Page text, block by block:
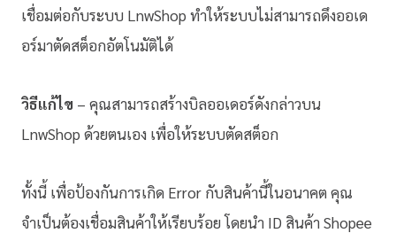
เชื่อมต่อกับระบบ LnwShop ทำให้ระบบไม่สามารถดึงออเด
อร์มาตัดสต็อกอัตโนมัติได้
วิธีแก้ไข – คุณสามารถสร้างบิลออเดอร์ดังกล่าวบน
LnwShop ด้วยตนเอง เพื่อให้ระบบตัดสต็อก
ทั้งนี้ เพื่อป้องกันการเกิด Error กับสินค้านี้ในอนาคต คุณ
จำเป็นต้องเชื่อมสินค้าให้เรียบร้อย โดยนำ ID สินค้า Shopee